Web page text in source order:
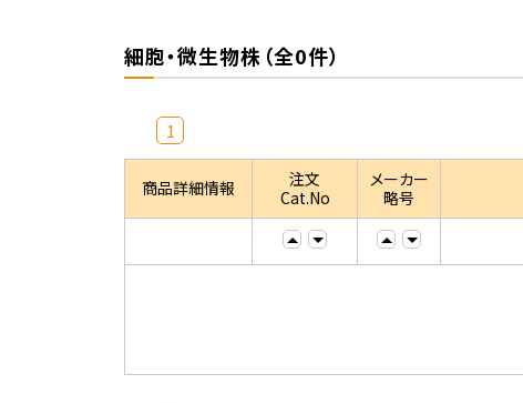
細胞・微生物株（全0件）
1
商品詳細情報
注文
Cat.No
メーカー
略号